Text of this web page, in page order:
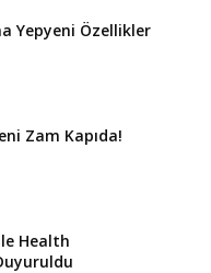
Yepyeni Özellikler
Zam Kapıda!
Health